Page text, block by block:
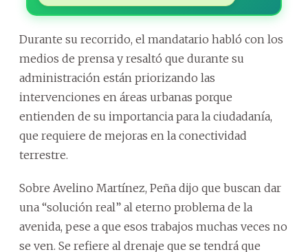
Durante su recorrido, el mandatario habló con los
medios de prensa y resaltó que durante su
administración están priorizando las
intervenciones en áreas urbanas porque
entienden de su importancia para la ciudadanía,
que requiere de mejoras en la conectividad
terrestre.
Sobre Avelino Martínez, Peña dijo que buscan dar
una “solución real” al eterno problema de la
avenida, pese a que esos trabajos muchas veces no
se ven. Se refiere al drenaje que se tendrá que